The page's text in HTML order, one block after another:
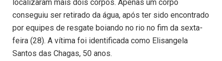
localizaram mais dois corpos. Apenas um corpo
conseguiu ser retirado da água, após ter sido encontrado
por equipes de resgate boiando no rio no fim da sexta-
feira (28). A vítima foi identificada como Elisangela
Santos das Chagas, 50 anos.